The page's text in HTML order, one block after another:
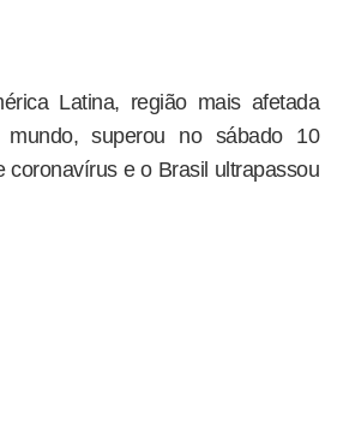
Latina, região mais afetada
superou no sábado 10
coronavírus e o Brasil ultrapassou